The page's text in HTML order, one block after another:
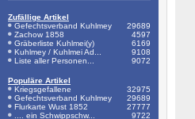
Zufällige Artikel
Gefechtsverband Kuhlmey
29689
Zachow 1858
4597
Gräberliste Kuhlmei(y)
6169
Kuhlmey / Kuhlmei Ad...
9108
Liste aller Personen...
9072
Populäre Artikel
Kriegsgefallene
32975
Gefechtsverband Kuhlmey
29689
Flurkarte Wust 1852
27777
.... ein Schwippschw...
9722